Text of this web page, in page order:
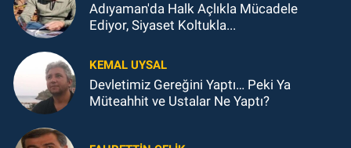
Adıyaman'da Halk Açlıkla Mücadele
Ediyor, Siyaset Koltukla...
KEMAL UYSAL
Devletimiz Gereğini Yaptı… Peki Ya
Müteahhit ve Ustalar Ne Yaptı?